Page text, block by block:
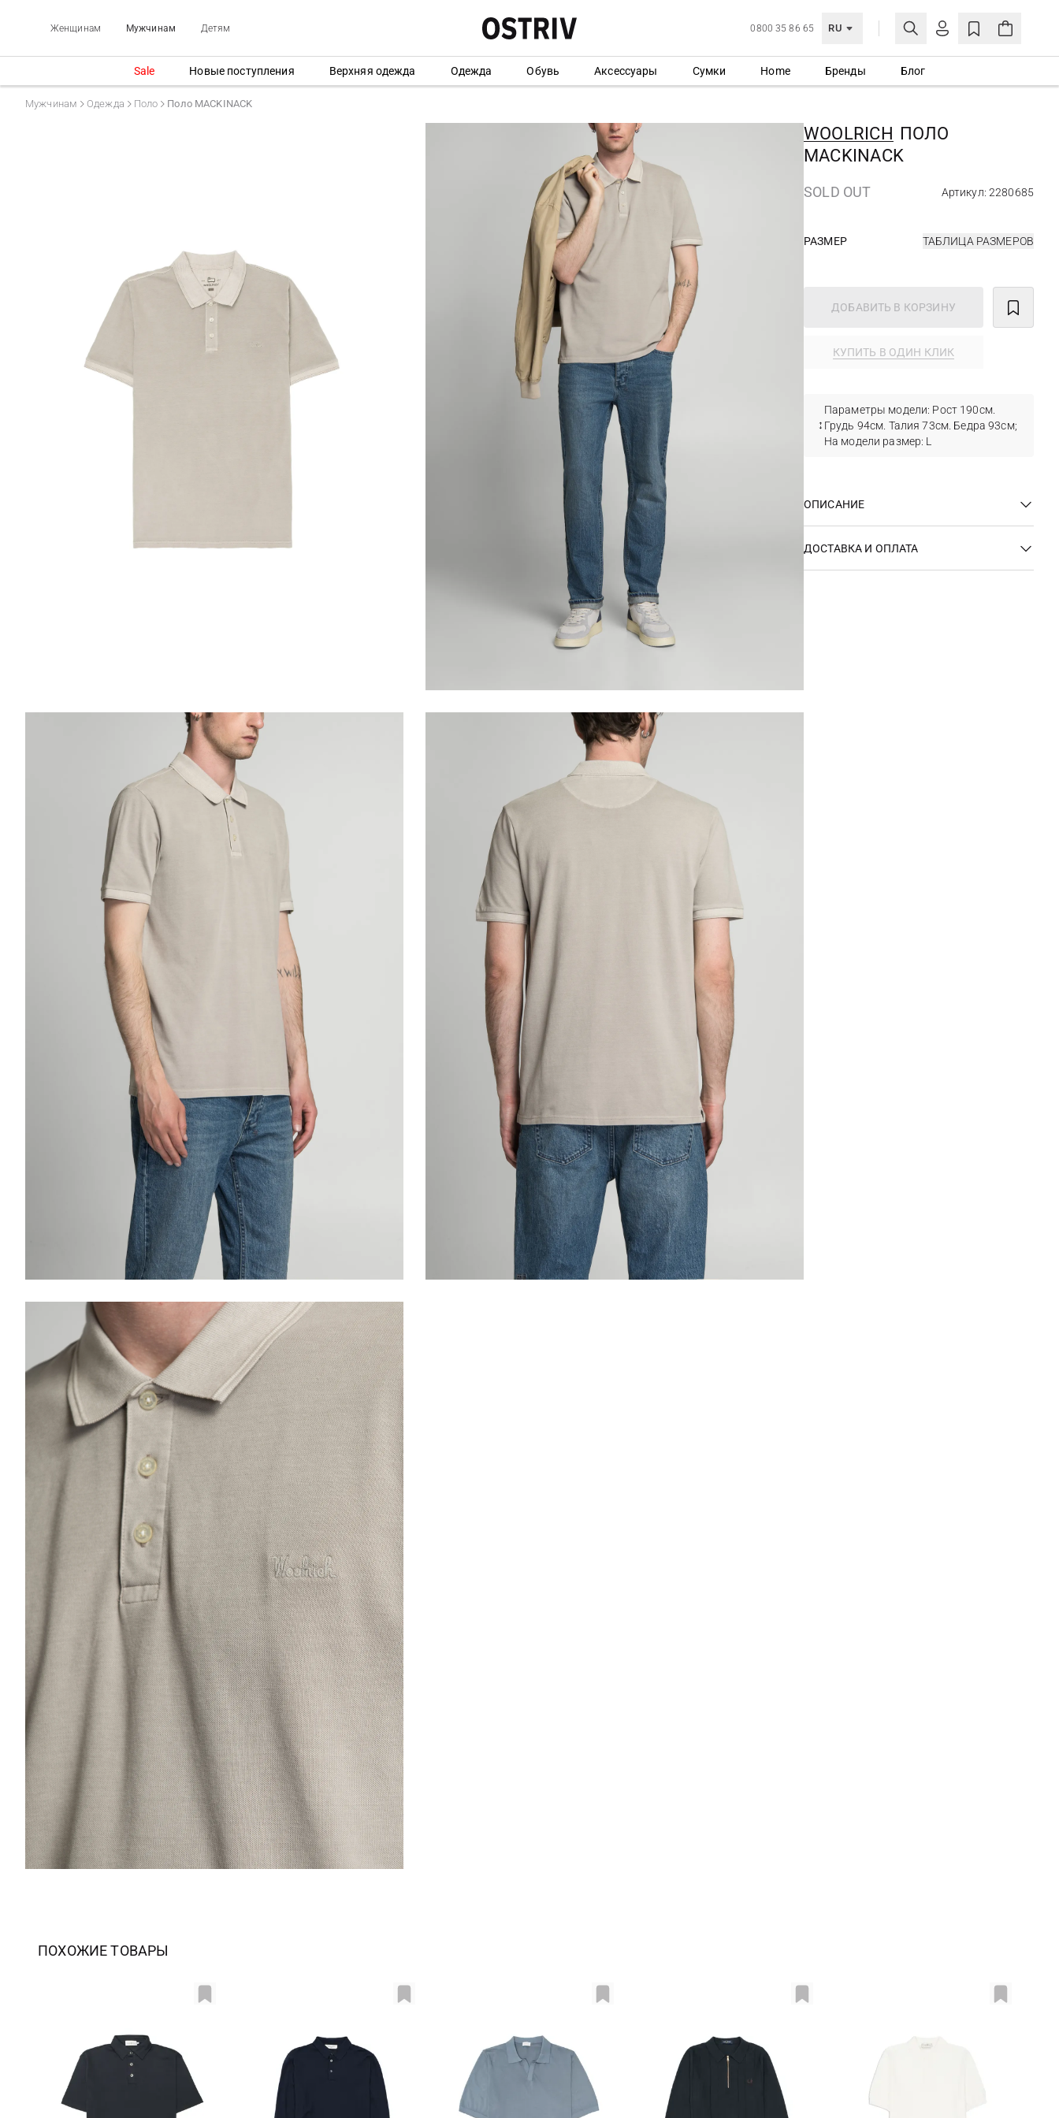
Женщинам Мужчинам Детям 0800 35 86 65 RU
ЛИЧНЫЙ КАБИНЕТ
Еще не зарегистрированы?
СОЗДАТЬ УЧЕТНУЮ ЗАПИСЬ
Sale Новые поступления Верхняя одежда Одежда Обувь Аксессуары Сумки Home Бренды Блог
Мужчинам Одежда Поло Поло MACKINACK
WOOLRICH ПОЛО
MACKINACK
SOLD OUT Артикул: 2280685
РАЗМЕР ТАБЛИЦА РАЗМЕРОВ
ДОБАВИТЬ В КОРЗИНУ
КУПИТЬ В ОДИН КЛИК
Параметры модели: Рост 190см.
Грудь 94см. Талия 73см. Бедра 93см;
На модели размер: L
ОПИСАНИЕ
ДОСТАВКА И ОПЛАТА
ПОХОЖИЕ ТОВАРЫ